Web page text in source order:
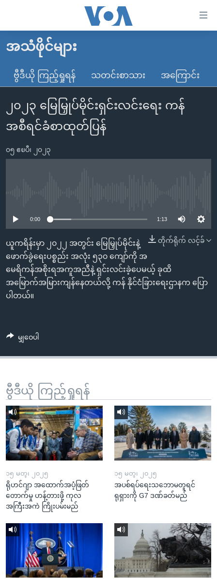
လွယ်ကူ
သည့်
များ
ပင်မ
သို့
စာမျက်နှာ
သို့
ကျော်
ကြည့်
ရန်
နေရာ
မူလစာမျက်နှာ
မြန်မာ
ကမ္ဘာ့သတင်းများ
နိုင်ငံတကာ
အမေရိကန်
အစ္စရေး-ပါလက်စတိုင်း
ဗွီဒီယို
သတင်းလွတ်လပ်ခွင့်
ရပ်ဝန်းတခု လမ်းတခု အလွန်
အင်္ဂလိပ်စာလေ့လာမယ်
ဗွီအိုအေ လူမှုကွန်ယက်များ
အသံဖိုင်များ
ဗွီဒီယို ကြည့်ရှုရန် သတင်းစာသား အကြောင်း
၂၀၂၃ မြေမြှုပ်မိုင်းရှင်းလင်းရေး ကန်
အစီရင်ခံစာထုတ်ပြန်
၀၅ ဧၿပီ၊ ၂၀၂၃
0:00 1:13
တိုက်ရိုက် လင့်ခ်
ယူကရိန်းမှာ ၂၀၂၂ အတွင်း မြေမြှုပ်မိုင်းနဲ့
ဖောက်ခွဲရေးပစ္စည်း အလုံး ၅၃၀ ကျော်ကို အ
မေရိကန်အစိုးရအကူအညီနဲ့ ရှင်းလင်းခဲ့ပေမယ့် ခုထိ
အမြောက်အမြားကျန်နေတယ်လို့ ကန် နိုင်ငံခြားရေးဌာနက ပြော
ပါတယ်။
မျှဝေပါ
ဗွီဒီယို ကြည့်ရှုရန်
၁၅ မတ္၊ ၂၀၂၅
ရိုဟင်ဂျာ အထောက်အပံ့ဖြတ်
တောက်မှု ဟန့်တားဖို့ ကုလ
အကြီးအကဲ ကြိုးပမ်းမည်
၁၅ မတ္၊ ၂၀၂၅
အပစ်ရပ်ရေးသဘောမတူရင်
ရုရှားကို G7 ဒဏ်ခတ်မည်